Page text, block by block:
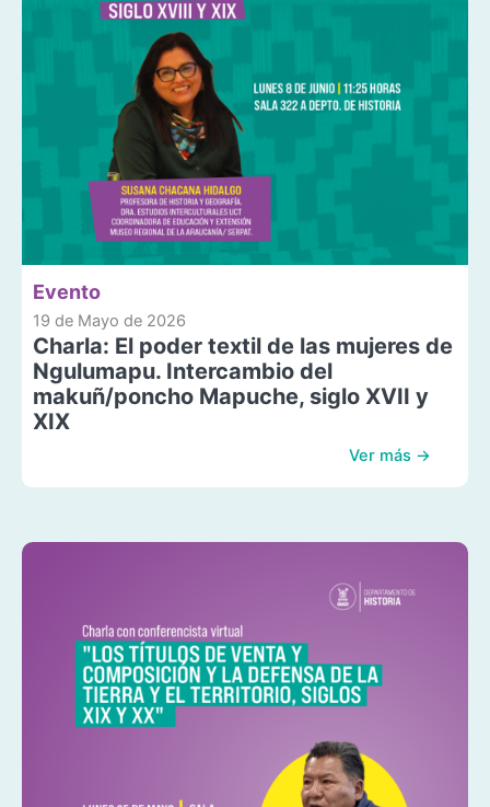
Evento
19 de Mayo de 2026
Charla: El poder textil de las mujeres de
Ngulumapu. Intercambio del
makuñ/poncho Mapuche, siglo XVII y
XIX
Ver más →